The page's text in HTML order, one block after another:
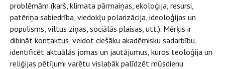
problēmām (karš, klimata pārmaiņas, ekoloģija, resursi,
patēriņa sabiedrība, viedokļu polarizācija, ideoloģijas un
populisms, viltus ziņas, sociālās plaisas, utt.). Mērķis ir
dibināt kontaktus, veidot ciešāku akadēmisku sadarbību,
identificēt aktuālās jomas un jautājumus, kuros teoloģija un
reliģijas pētījumi varētu vislabāk palīdzēt mūsdienu